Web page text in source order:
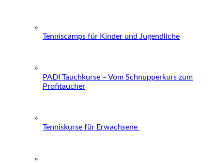
Tenniscamps für Kinder und Jugendliche
PADI Tauchkurse – Vom Schnupperkurs zum
Profitaucher
Tenniskurse für Erwachsene